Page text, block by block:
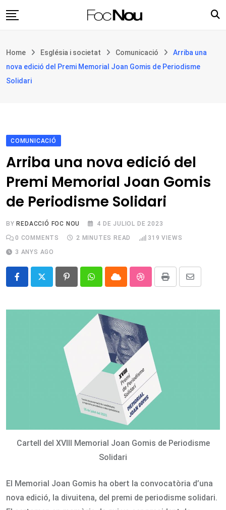
to
Filosofia i teologia
Cultura
Botiga
Home Església i societat Comunicació
Arriba una
nova edició del Premi Memorial Joan Gomis de Periodisme
Solidari
COMUNICACIÓ
Arriba una nova edició del
Premi Memorial Joan Gomis
de Periodisme Solidari
BY REDACCIÓ FOC NOU
4 DE JULIOL DE 2023
0 COMMENTS 2 MINUTES READ 319 VIEWS
3 ANYS AGO
PinterestWhatsappCloud StumbleUpon
Print
Share
Email
Cartell del XVIII Memorial Joan Gomis de Periodisme
Solidari
El Memorial Joan Gomis ha obert la convocatòria d’una
nova edició, la divuitena, del premi de periodisme solidari.